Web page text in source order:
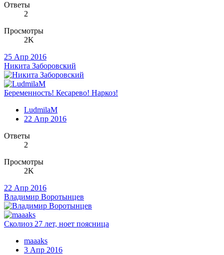
Ответы
2
Просмотры
2K
25 Апр 2016
Никита Заборовский
Беременность! Кесарево! Наркоз!
LudmilaM
22 Апр 2016
Ответы
2
Просмотры
2K
22 Апр 2016
Владимир Воротынцев
Сколиоз 27 лет, ноет поясница
maaaks
3 Апр 2016